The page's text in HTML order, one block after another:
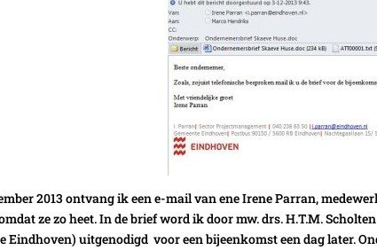
2013 ontvang ik een e-mail van ene Irene Parran,
ze zo heet. In de brief word ik door mw. drs. H.T.M.
Eindhoven) uitgenodigd voor een bijeenkomst een dag later.